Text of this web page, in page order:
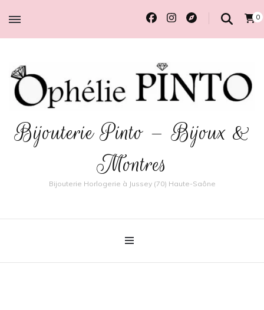
0
Bijouterie Pinto – Bijoux &
Montres
Bijouterie Horlogerie à Jussey (70) Haute-Saône